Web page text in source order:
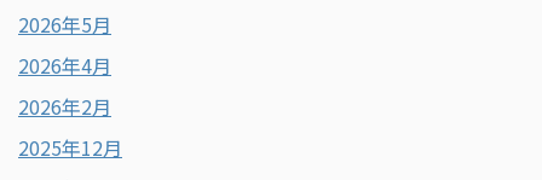
2026年5月
2026年4月
2026年2月
2025年12月